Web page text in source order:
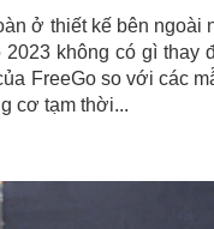
ở thiết kế bên ngoài
không có gì thay
FreeGo so với các
cơ tạm thời...